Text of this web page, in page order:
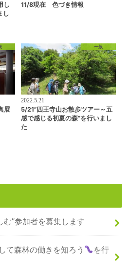
し
し
11/8現在 色づき情報
展
一般
2022.5.21
5/21”四王寺山お散歩ツアー～五
感で感じる初夏の森”を行いまし
た
”参加者を募集します
て森林の働きを知ろう
を行